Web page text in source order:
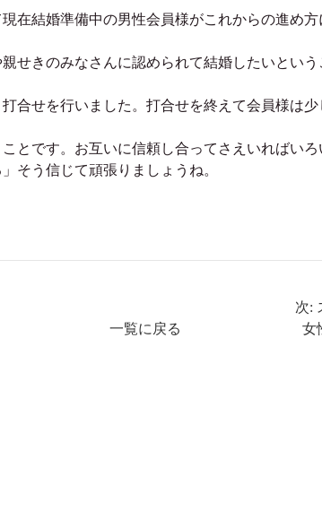
在結婚準備中の男性会員様がこれからの進め
せきのみなさんに認められて結婚したいとい
合せを行いました。打合せを終えて会員様は
とです。お互いに信頼し合ってさえいればい
そう信じて頑張りましょうね。
一覧に戻る
次:
女